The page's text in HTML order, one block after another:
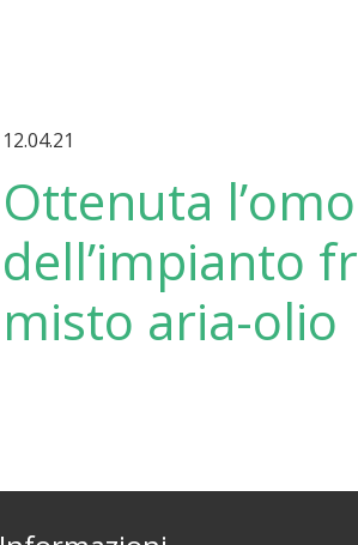
12.04.21
Ottenuta
dell’impianto
misto aria-olio